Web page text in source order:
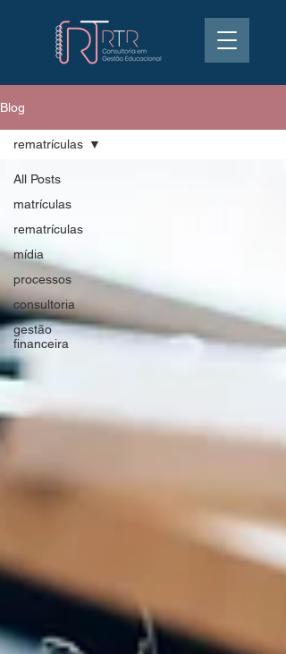
Blog
All Posts
matrículas
rematrículas
mídia
processos
consultoria
gestão
financeira
rematrículas